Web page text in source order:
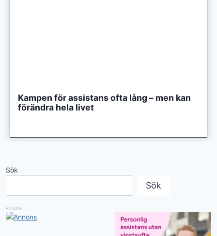
Kampen för assistans ofta lång – men kan
förändra hela livet
Sök
Sök
ANNONS